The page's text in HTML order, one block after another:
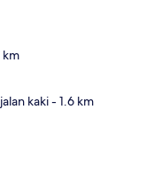
km
kaki- 1.6 km